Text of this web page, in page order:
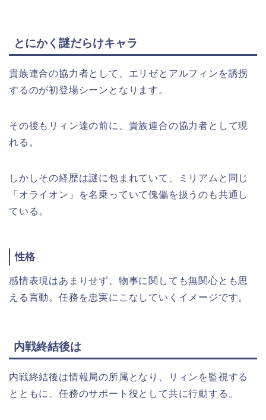
とにかく謎だらけキャラ
貴族連合の協力者として、エリゼとアルフィンを誘拐
するのが初登場シーンとなります。
その後もリィン達の前に、貴族連合の協力者として現
れる。
しかしその経歴は謎に包まれていて、ミリアムと同じ
「オライオン」を名乗っていて傀儡を扱うのも共通し
ている。
性格
感情表現はあまりせず、物事に関しても無関心とも思
える言動。任務を忠実にこなしていくイメージです。
内戦終結後は
内戦終結後は情報局の所属となり、リィンを監視する
とともに、任務のサポート役として共に行動する。